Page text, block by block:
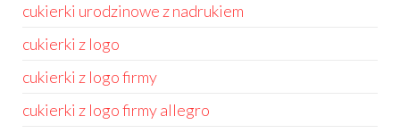
cukierki urodzinowe z nadrukiem
cukierki z logo
cukierki z logo firmy
cukierki z logo firmy allegro